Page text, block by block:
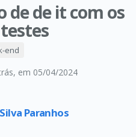
de de it com os
, em 05/04/2024
end
Paranhos